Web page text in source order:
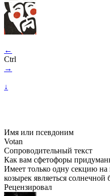
←
Ctrl
→
↓
Имя или псевдоним
Votan
Сопроводительный текст
Как вам сфетофоры
Имеет только одну секцию на
козырек являеться солнечной
Рецензировал